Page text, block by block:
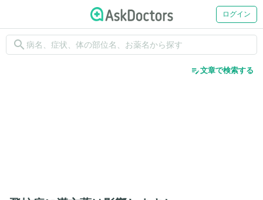
ログイン
search
edit_note文章で検索する